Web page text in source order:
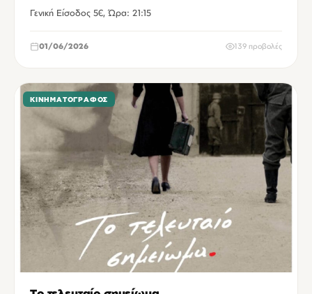
Γενική Είσοδος 5€, Ώρα: 21:15
01/06/2026 139 προβολές
ΚΙΝΗΜΑΤΟΓΡΆΦΟΣ